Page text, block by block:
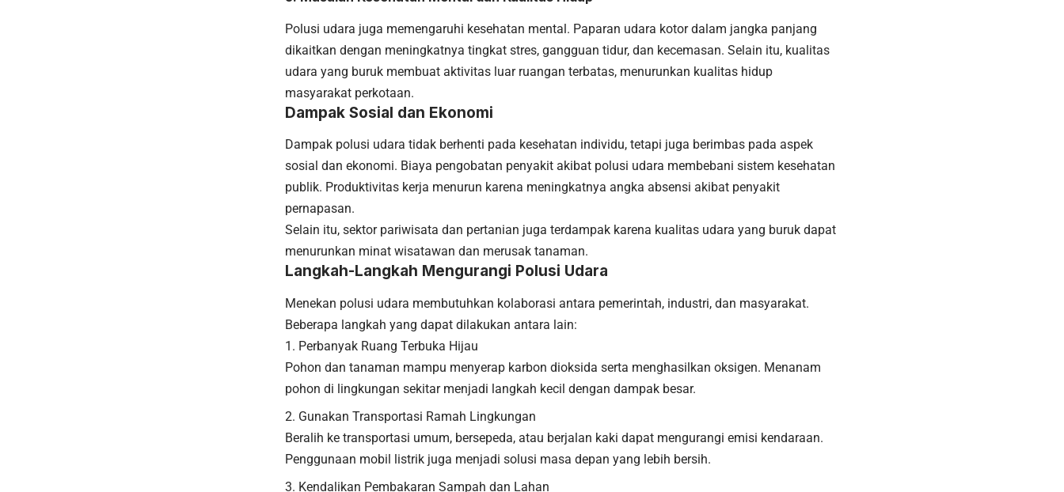
Polusi udara juga memengaruhi kesehatan mental. Paparan udara kotor dalam jangka panjang
dikaitkan dengan meningkatnya tingkat stres, gangguan tidur, dan kecemasan. Selain itu, kualitas
udara yang buruk membuat aktivitas luar ruangan terbatas, menurunkan kualitas hidup
masyarakat perkotaan.
Dampak Sosial dan Ekonomi
Dampak polusi udara tidak berhenti pada kesehatan individu, tetapi juga berimbas pada aspek
sosial dan ekonomi. Biaya pengobatan penyakit akibat polusi udara membebani sistem kesehatan
publik. Produktivitas kerja menurun karena meningkatnya angka absensi akibat penyakit
pernapasan.
Selain itu, sektor pariwisata dan pertanian juga terdampak karena kualitas udara yang buruk dapat
menurunkan minat wisatawan dan merusak tanaman.
Langkah-Langkah Mengurangi Polusi Udara
Menekan polusi udara membutuhkan kolaborasi antara pemerintah, industri, dan masyarakat.
Beberapa langkah yang dapat dilakukan antara lain:
Perbanyak Ruang Terbuka Hijau
Pohon dan tanaman mampu menyerap karbon dioksida serta menghasilkan oksigen. Menanam
pohon di lingkungan sekitar menjadi langkah kecil dengan dampak besar.
Gunakan Transportasi Ramah Lingkungan
Beralih ke transportasi umum, bersepeda, atau berjalan kaki dapat mengurangi emisi kendaraan.
Penggunaan mobil listrik juga menjadi solusi masa depan yang lebih bersih.
Kendalikan Pembakaran Sampah dan Lahan